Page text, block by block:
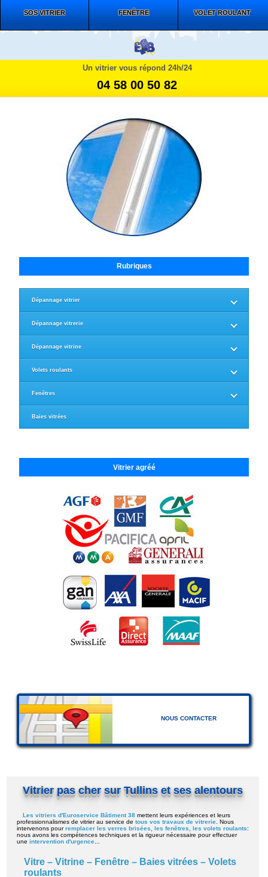
SOS VITRIER FENÊTRE VOLET ROULANT
Un vitrier vous répond 24h/24
04 58 00 50 82
Rubriques
Dépannage vitrier
Dépannage vitrerie
Dépannage vitrine
Volets roulants
Fenêtres
Baies vitrées
Vitrier agréé
NOUS CONTACTER
Vitrier pas cher sur Tullins et ses alentours
Les vitriers d'Euroservice Bâtiment 38mettent leurs expériences et leurs
professionnalismes de vitrier au service de tous vos travaux de vitrerie. Nous
intervenons pourremplacer les verres brisées, les fenêtres, les volets roulants:
nous avons les compétences techniques et la rigueur nécessaire pour effectuer
une intervention d'urgence...
Vitre – Vitrine – Fenêtre – Baies vitrées – Volets
roulants